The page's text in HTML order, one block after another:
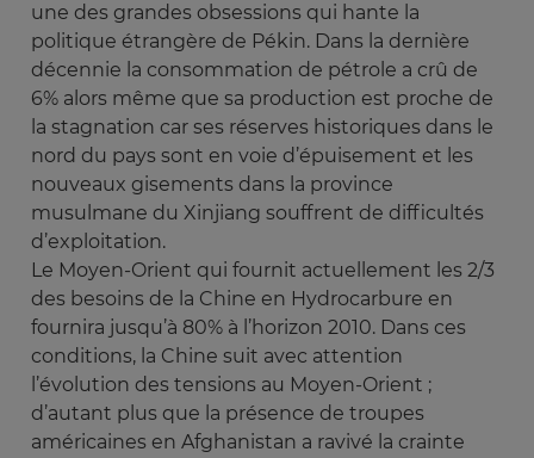
une des grandes obsessions qui hante la
politique étrangère de Pékin. Dans la dernière
décennie la consommation de pétrole a crû de
6% alors même que sa production est proche de
la stagnation car ses réserves historiques dans le
nord du pays sont en voie d’épuisement et les
nouveaux gisements dans la province
musulmane du Xinjiang souffrent de difficultés
d’exploitation.
Le Moyen-Orient qui fournit actuellement les 2/3
des besoins de la Chine en Hydrocarbure en
fournira jusqu’à 80% à l’horizon 2010. Dans ces
conditions, la Chine suit avec attention
l’évolution des tensions au Moyen-Orient ;
d’autant plus que la présence de troupes
américaines en Afghanistan a ravivé la crainte